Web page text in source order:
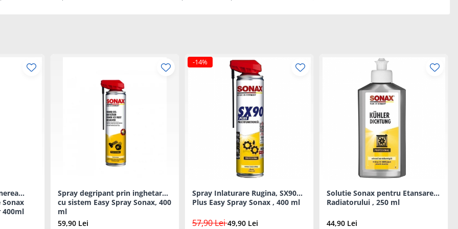
400ml
Spray degripant prin inghetare ,
cu sistem Easy Spray Sonax, 400
ml
59,90 Lei
-14%
Spray Inlaturare Rugina, SX90
Plus Easy Spray Sonax , 400 ml
57,90 Lei49,90 Lei
Solutie Sonax pentru Etansarea
Radiatorului , 250 ml
44,90 Lei